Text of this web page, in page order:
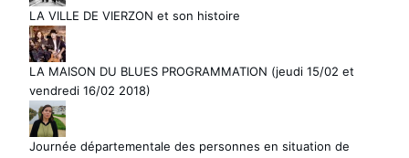
LA VILLE DE VIERZON et son histoire
LA MAISON DU BLUES PROGRAMMATION (jeudi 15/02 et
vendredi 16/02 2018)
Journée départementale des personnes en situation de